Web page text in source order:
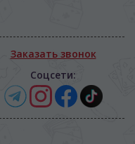
Заказать звонок
Соцсети: